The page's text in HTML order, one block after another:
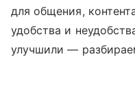
для общения,
удобства и
улучшили —